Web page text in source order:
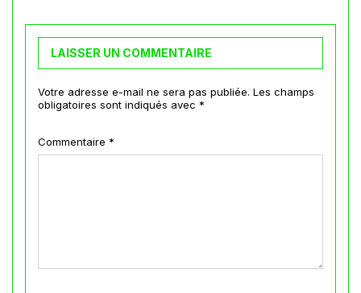
LAISSER UN COMMENTAIRE
Votre adresse e-mail ne sera pas publiée. Les champs
obligatoires sont indiqués avec *
Commentaire *